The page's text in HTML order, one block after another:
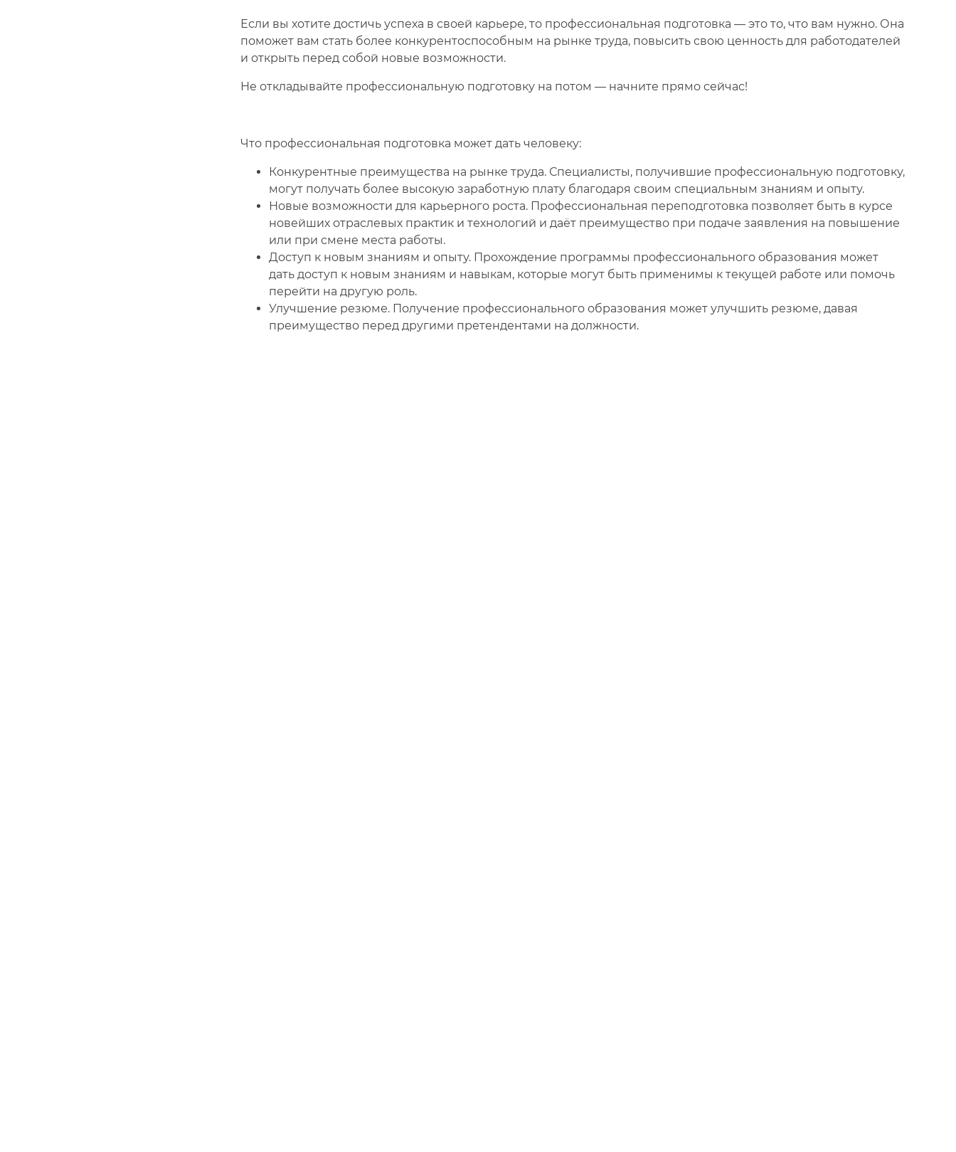
Если вы хотите достичь успеха в своей карьере, то профессиональная подготовка — это то, что вам нужно. Она
поможет вам стать более конкурентоспособным на рынке труда, повысить свою ценность для работодателей
и открыть перед собой новые возможности.
Не откладывайте профессиональную подготовку на потом — начните прямо сейчас!
Что профессиональная подготовка может дать человеку:
Конкурентные преимущества на рынке труда. Специалисты, получившие профессиональную подготовку,
могут получать более высокую заработную плату благодаря своим специальным знаниям и опыту.
Новые возможности для карьерного роста. Профессиональная переподготовка позволяет быть в курсе
новейших отраслевых практик и технологий и даёт преимущество при подаче заявления на повышение
или при смене места работы.
Доступ к новым знаниям и опыту. Прохождение программы профессионального образования может
дать доступ к новым знаниям и навыкам, которые могут быть применимы к текущей работе или помочь
перейти на другую роль.
Улучшение резюме. Получение профессионального образования может улучшить резюме, давая
преимущество перед другими претендентами на должности.